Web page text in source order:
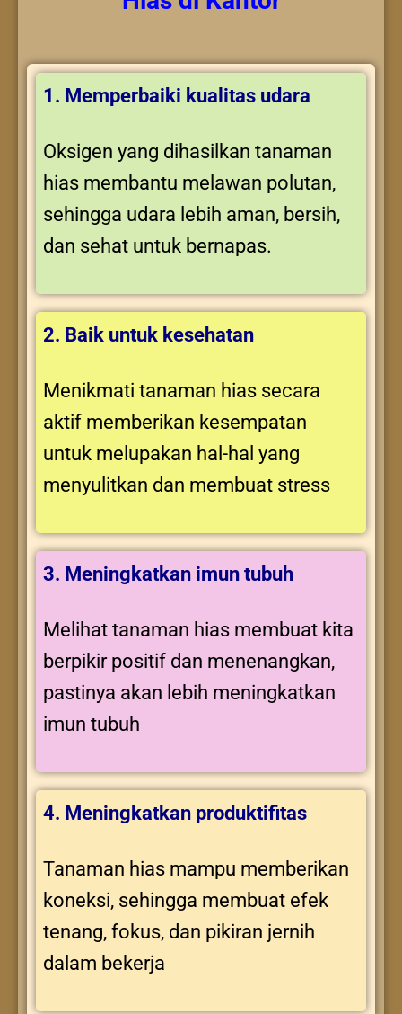
1. Memperbaiki kualitas udara
Oksigen yang dihasilkan tanaman
hias membantu melawan polutan,
sehingga udara lebih aman, bersih,
dan sehat untuk bernapas.
2. Baik untuk kesehatan
Menikmati tanaman hias secara
aktif memberikan kesempatan
untuk melupakan hal-hal yang
menyulitkan dan membuat stress
3. Meningkatkan imun tubuh
Melihat tanaman hias membuat kita
berpikir positif dan menenangkan,
pastinya akan lebih meningkatkan
imun tubuh
4. Meningkatkan produktifitas
Tanaman hias mampu memberikan
koneksi, sehingga membuat efek
tenang, fokus, dan pikiran jernih
dalam bekerja